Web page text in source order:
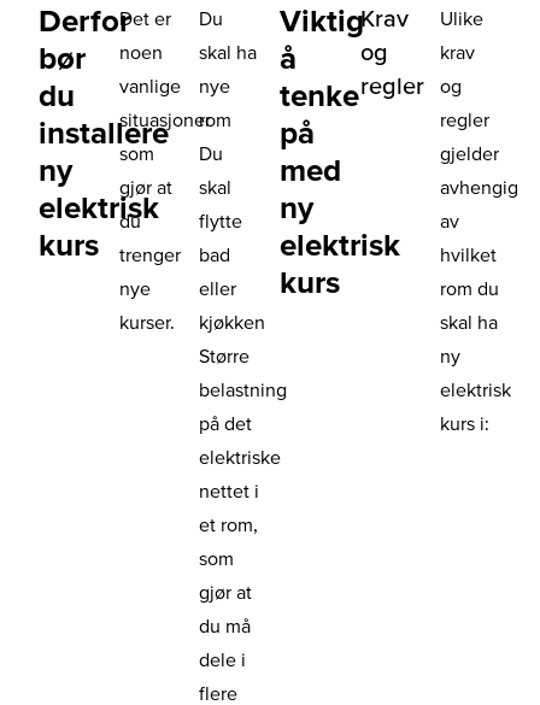
Derfor
bør
du
installere
ny
elektrisk
kurs
Det er
noen
vanlige
situasjoner
som
gjør at
du
trenger
nye
kurser.
Du
skal ha
nye
rom
Du
skal
flytte
bad
eller
kjøkken
Større
belastning
på det
elektriske
nettet i
et rom,
som
gjør at
du må
dele i
flere
Viktig
å
tenke
på
med
ny
elektrisk
kurs
Krav
og
regler
Ulike
krav
og
regler
gjelder
avhengig
av
hvilket
rom du
skal ha
ny
elektrisk
kurs i: